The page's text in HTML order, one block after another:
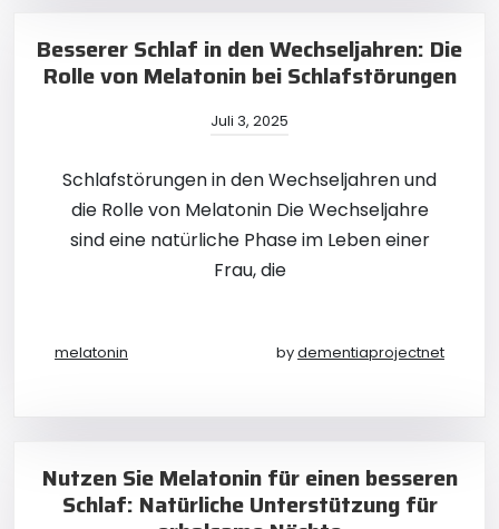
Besserer Schlaf in den Wechseljahren: Die
Rolle von Melatonin bei Schlafstörungen
Juli 3, 2025
Schlafstörungen in den Wechseljahren und
die Rolle von Melatonin Die Wechseljahre
sind eine natürliche Phase im Leben einer
Frau, die
melatonin bydementiaprojectnet
Nutzen Sie Melatonin für einen besseren
Schlaf: Natürliche Unterstützung für